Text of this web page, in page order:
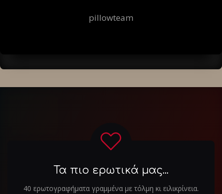
pillowteam
Τα πιο ερωτικά μας...
40 ερωτογραφήματα γραμμένα με τόλμη κι ειλικρίνεια.